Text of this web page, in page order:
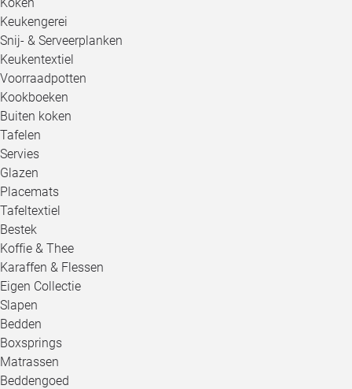
Keukengerei
Snij- & Serveerplanken
Keukentextiel
Voorraadpotten
Kookboeken
Buiten koken
Tafelen
Servies
Glazen
Placemats
Tafeltextiel
Bestek
Koffie & Thee
Karaffen & Flessen
Eigen Collectie
Slapen
Bedden
Boxsprings
Matrassen
Beddengoed